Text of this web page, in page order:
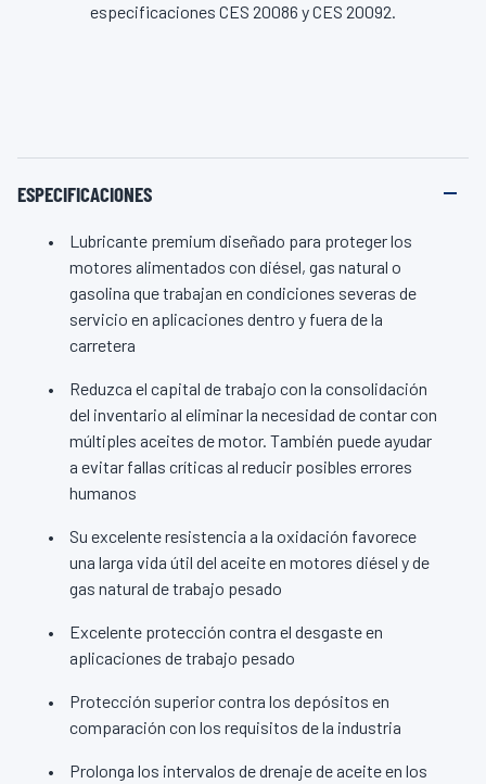
especificaciones CES 20086 y CES 20092.
ESPECIFICACIONES
Lubricante premium diseñado para proteger los
motores alimentados con diésel, gas natural o
gasolina que trabajan en condiciones severas de
servicio en aplicaciones dentro y fuera de la
carretera
Reduzca el capital de trabajo con la consolidación
del inventario al eliminar la necesidad de contar con
múltiples aceites de motor. También puede ayudar
a evitar fallas críticas al reducir posibles errores
humanos
Su excelente resistencia a la oxidación favorece
una larga vida útil del aceite en motores diésel y de
gas natural de trabajo pesado
Excelente protección contra el desgaste en
aplicaciones de trabajo pesado
Protección superior contra los depósitos en
comparación con los requisitos de la industria
Prolonga los intervalos de drenaje de aceite en los